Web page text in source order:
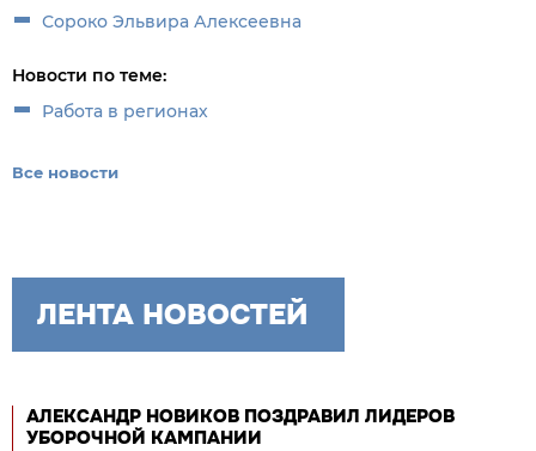
Сороко Эльвира Алексеевна
Новости по теме:
Работа в регионах
Все новости
ЛЕНТА НОВОСТЕЙ
АЛЕКСАНДР НОВИКОВ ПОЗДРАВИЛ ЛИДЕРОВ
УБОРОЧНОЙ КАМПАНИИ